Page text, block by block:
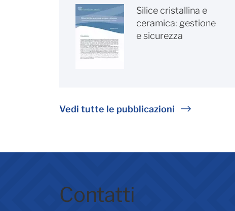
Silice cristallina e
ceramica: gestione
e sicurezza
Vedi tutte le pubblicazioni
Contatti